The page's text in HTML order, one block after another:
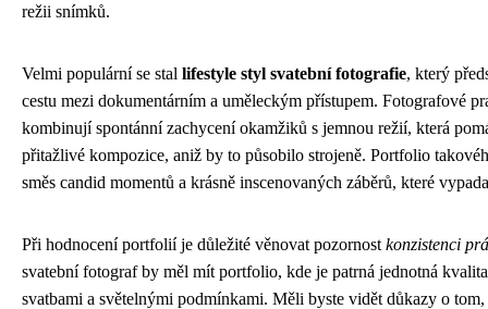
režii snímků.
Velmi populární se stal lifestyle styl svatební fotografie, který
cestu mezi dokumentárním a uměleckým přístupem. Fotografové
kombinují spontánní zachycení okamžiků s jemnou režií, která
přitažlivé kompozice, aniž by to působilo strojeně. Portfolio
směs candid momentů a krásně inscenovaných záběrů, které
Při hodnocení portfolií je důležité věnovat pozornost konzistenci
svatební fotograf by měl mít portfolio, kde je patrná jednotná
svatbami a světelnými podmínkami. Měli byste vidět důkazy o